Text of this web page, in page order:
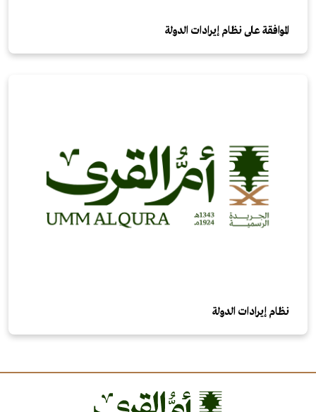
الموافقة على نظام إيرادات الدولة
نظام إيرادات الدولة